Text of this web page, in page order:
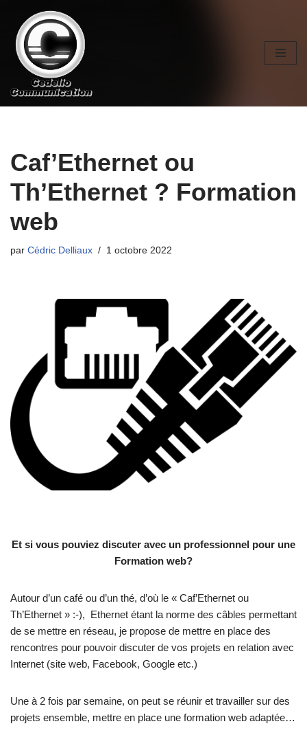
Aller
au
contenu
Caf’Ethernet ou
Th’Ethernet ? Formation
web
par Cédric Delliaux 1 octobre 2022
Et si vous pouviez discuter avec un professionnel pour une
Formation web?
Autour d’un café ou d’un thé, d’où le « Caf’Ethernet ou
Th’Ethernet » :-), Ethernet étant la norme des câbles permettant
de se mettre en réseau, je propose de mettre en place des
rencontres pour pouvoir discuter de vos projets en relation avec
Internet (site web, Facebook, Google etc.)
Une à 2 fois par semaine, on peut se réunir et travailler sur des
projets ensemble, mettre en place une formation web adaptée…